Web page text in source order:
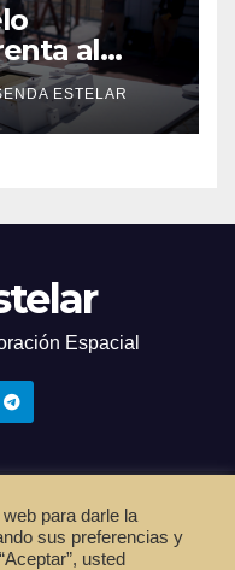
al
ESTELAR
Espacial
Newsup deThemeansar
para darle la
sus preferencias y
usted